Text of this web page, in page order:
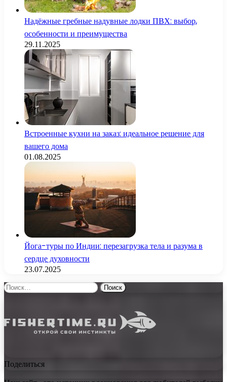
Надёжные гребные надувные лодки ПВХ: выбор,
особенности и преимущества
29.11.2025
Встроенные кухни на заказ: идеальное решение для
вашего дома
01.08.2025
Йога-туры по Индии: перезагрузка тела и разума в
сердце духовности
23.07.2025
Найти:
Поделиться